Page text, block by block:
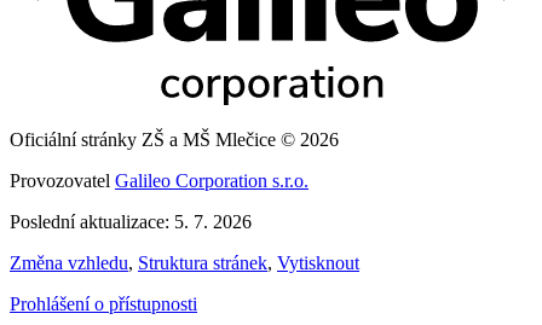
Oficiální stránky ZŠ a MŠ Mlečice © 2026
Provozovatel Galileo Corporation s.r.o.
Poslední aktualizace: 5. 7. 2026
Změna vzhledu, Struktura stránek, Vytisknout
Prohlášení o přístupnosti